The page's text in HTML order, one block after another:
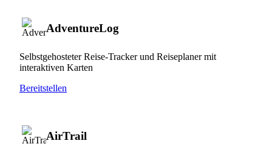
AdventureLog
Selbstgehosteter Reise-Tracker und Reiseplaner mit
interaktiven Karten
Bereitstellen
AirTrail